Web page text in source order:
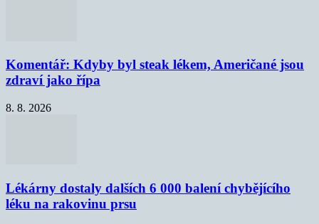
Komentář: Kdyby byl steak lékem, Američané jsou
zdraví jako řípa
8. 8. 2026
Lékárny dostaly dalších 6 000 balení chybějícího
léku na rakovinu prsu